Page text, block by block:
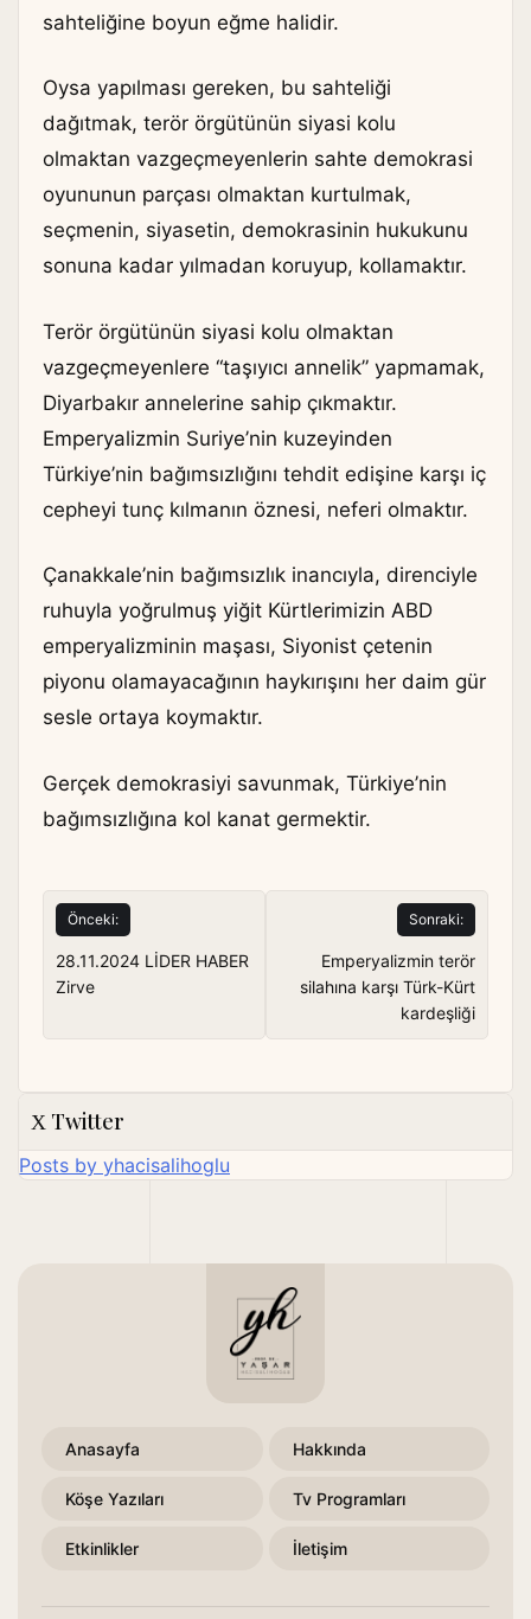
sahteliğine boyun eğme halidir.
Oysa yapılması gereken, bu sahteliği
dağıtmak, terör örgütünün siyasi kolu
olmaktan vazgeçmeyenlerin sahte demokrasi
oyununun parçası olmaktan kurtulmak,
seçmenin, siyasetin, demokrasinin hukukunu
sonuna kadar yılmadan koruyup, kollamaktır.
Terör örgütünün siyasi kolu olmaktan
vazgeçmeyenlere “taşıyıcı annelik” yapmamak,
Diyarbakır annelerine sahip çıkmaktır.
Emperyalizmin Suriye’nin kuzeyinden
Türkiye’nin bağımsızlığını tehdit edişine karşı iç
cepheyi tunç kılmanın öznesi, neferi olmaktır.
Çanakkale’nin bağımsızlık inancıyla, direnciyle
ruhuyla yoğrulmuş yiğit Kürtlerimizin ABD
emperyalizminin maşası, Siyonist çetenin
piyonu olamayacağının haykırışını her daim gür
sesle ortaya koymaktır.
Gerçek demokrasiyi savunmak, Türkiye’nin
bağımsızlığına kol kanat germektir.
Yazı
gezinmesi
Önceki:
28.11.2024 LİDER HABER
Zirve
Sonraki:
Emperyalizmin terör
silahına karşı Türk-Kürt
kardeşliği
Twitter
Posts by yhacisalihoglu
Anasayfa Hakkında
Köşe Yazıları Tv Programları
Etkinlikler İletişim